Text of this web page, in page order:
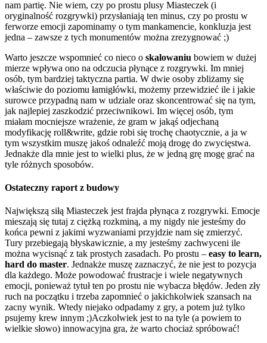
nam partię. Nie wiem, czy po prostu plusy Miasteczek (i
oryginalność rozgrywki) przysłaniają ten minus, czy po prostu w
ferworze emocji zapominamy o tym mankamencie, konkluzja jest
jedna – zawsze z tych monumentów można zrezygnować ;)
Warto jeszcze wspomnieć co nieco o skalowaniu bowiem w dużej
mierze wpływa ono na odczucia płynące z rozgrywki. Im mniej
osób, tym bardziej taktyczna partia. W dwie osoby zbliżamy się
właściwie do poziomu łamigłówki, możemy przewidzieć ile i jakie
surowce przypadną nam w udziale oraz skoncentrować się na tym,
jak najlepiej zaszkodzić przeciwnikowi. Im więcej osób, tym
miałam mocniejsze wrażenie, że gram w jakąś odjechaną
modyfikację roll&write, gdzie robi się trochę chaotycznie, a ja w
tym wszystkim muszę jakoś odnaleźć moją drogę do zwycięstwa.
Jednakże dla mnie jest to wielki plus, że w jedną grę mogę grać na
tyle różnych sposobów.
Ostateczny raport z budowy
Największą siłą Miasteczek jest frajda płynąca z rozgrywki. Emocje
mieszają się tutaj z ciężką rozkminą, a my nigdy nie jesteśmy do
końca pewni z jakimi wyzwaniami przyjdzie nam się zmierzyć.
Tury przebiegają błyskawicznie, a my jesteśmy zachwyceni ile
można wycisnąć z tak prostych zasadach. Po prostu – easy to learn,
hard do master. Jednakże muszę zaznaczyć, że nie jest to pozycja
dla każdego. Może powodować frustracje i wiele negatywnych
emocji, ponieważ tytuł ten po prostu nie wybacza błędów. Jeden zły
ruch na początku i trzeba zapomnieć o jakichkolwiek szansach na
zacny wynik. Wtedy niejako odpadamy z gry, a potem już tylko
psujemy krew innym ;)Aczkolwiek jest to na tyle (a powiem to
wielkie słowo) innowacyjna gra, że warto chociaż spróbować!